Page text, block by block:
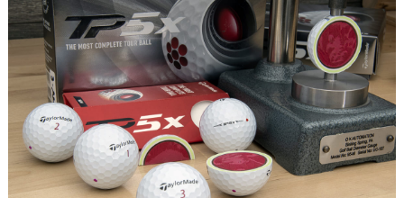
ABOUT US MyGolfSpyJapanとは？